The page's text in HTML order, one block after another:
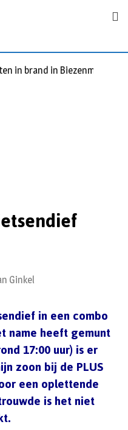
in brand in Biezenmortel,
Ginkel
in een combo
name heeft gemunt
17:00 uur) is er
zoon bij de PLUS
een oplettende
is het niet